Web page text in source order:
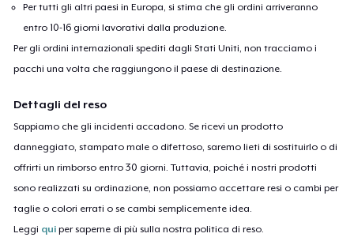
Per tutti gli altri paesi in Europa, si stima che gli ordini arriveranno
entro 10-16 giorni lavorativi dalla produzione.
Per gli ordini internazionali spediti dagli Stati Uniti, non tracciamo i
pacchi una volta che raggiungono il paese di destinazione.
Dettagli del reso
Sappiamo che gli incidenti accadono. Se ricevi un prodotto
danneggiato, stampato male o difettoso, saremo lieti di sostituirlo o di
offrirti un rimborso entro 30 giorni. Tuttavia, poiché i nostri prodotti
sono realizzati su ordinazione, non possiamo accettare resi o cambi per
taglie o colori errati o se cambi semplicemente idea.
Leggi qui per saperne di più sulla nostra politica di reso.